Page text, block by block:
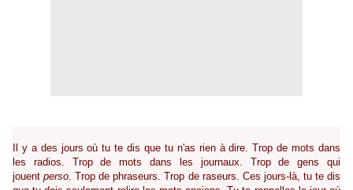
Il y a des jours où tu te dis que tu n'as rien à dire. Trop de mots dans
les radios. Trop de mots dans les journaux. Trop de gens qui
jouent perso. Trop de phraseurs. Trop de raseurs. Ces jours-là, tu te dis